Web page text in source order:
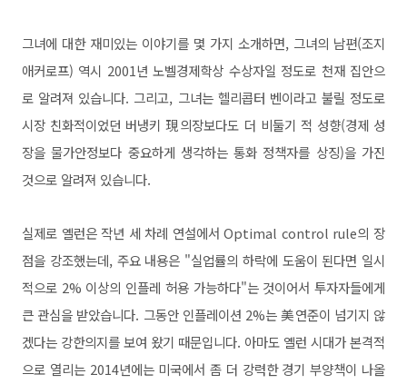
그녀에 대한 재미있는 이야기를 몇 가지 소개하면, 그녀의 남편(조지
애커로프) 역시 2001년 노벨경제학상 수상자일 정도로 천재 집안으
로 알려져 있습니다. 그리고, 그녀는 헬리콥터 벤이라고 불릴 정도로
시장 친화적이었던 버냉키 現의장보다도 더 비둘기 적 성향(경제 성
장을 물가안정보다 중요하게 생각하는 통화 정책자를 상징)을 가진
것으로 알려져 있습니다.
실제로 옐런은 작년 세 차례 연설에서 Optimal control rule의 장
점을 강조했는데, 주요 내용은 "실업률의 하락에 도움이 된다면 일시
적으로 2% 이상의 인플레 허용 가능하다"는 것이어서 투자자들에게
큰 관심을 받았습니다. 그동안 인플레이션 2%는 美연준이 넘기지 않
겠다는 강한의지를 보여 왔기 때문입니다. 아마도 옐런 시대가 본격적
으로 열리는 2014년에는 미국에서 좀 더 강력한 경기 부양책이 나올